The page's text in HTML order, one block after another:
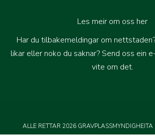
Les meir om oss her
Har du tilbakemeldingar om
likar eller noko du saknar? Send oss ein
vite om det.
ALLE RETTAR 2026